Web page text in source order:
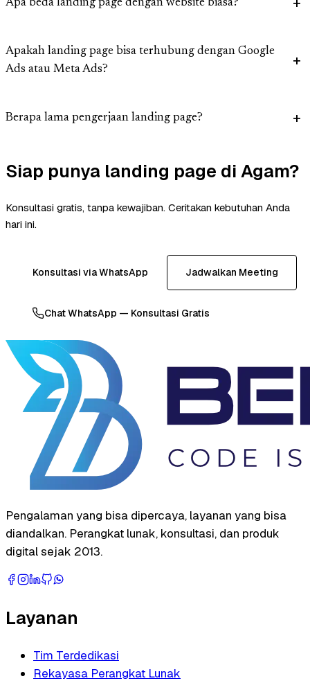
Apa beda landing page dengan website biasa?
Apakah landing page bisa terhubung dengan Google
Ads atau Meta Ads?
Berapa lama pengerjaan landing page?
Siap punya landing page di Agam?
Konsultasi gratis, tanpa kewajiban. Ceritakan kebutuhan Anda
hari ini.
Konsultasi via WhatsApp Jadwalkan Meeting
Chat WhatsApp — Konsultasi Gratis
Pengalaman yang bisa dipercaya, layanan yang bisa
diandalkan. Perangkat lunak, konsultasi, dan produk
digital sejak 2013.
Layanan
Tim Terdedikasi
Rekayasa Perangkat Lunak